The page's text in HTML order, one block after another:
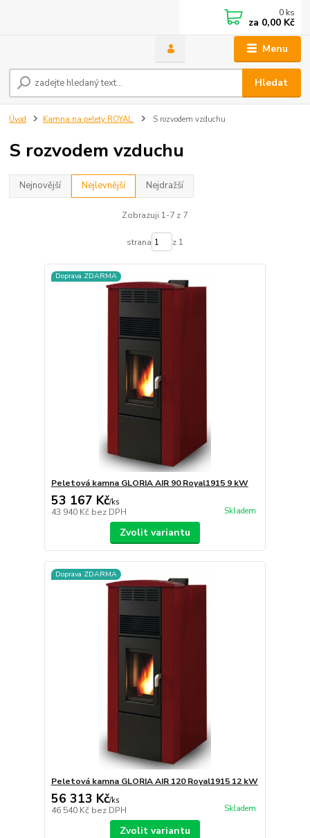
Menu
Hledat
0 ks
za 0,00 Kč
Úvod Kamna na pelety ROYAL S rozvodem vzduchu
S rozvodem vzduchu
Nejnovější Nejlevnější Nejdražší
Zobrazuji 1-7 z 7
strana z 1
Doprava ZDARMA
Peletová kamna GLORIA AIR 90 Royal1915 9 kW
53 167 Kč/ks
43 940 Kč bez DPH Skladem
Zvolit variantu
Doprava ZDARMA
Peletová kamna GLORIA AIR 120 Royal1915 12 kW
56 313 Kč/ks
46 540 Kč bez DPH Skladem
Zvolit variantu